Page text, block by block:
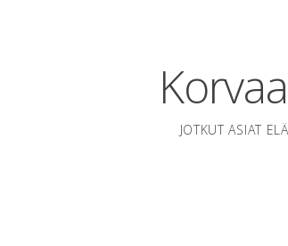
JOTKUT ASIAT